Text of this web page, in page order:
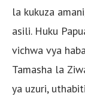
la kukuza
asili. Huku
vichwa vya
Tamasha la
ya uzuri,